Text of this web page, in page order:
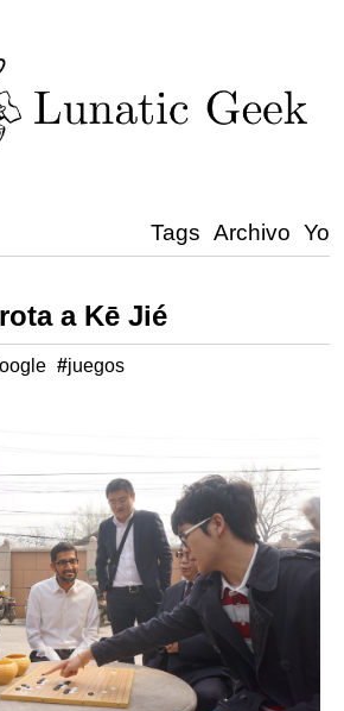
Tags Archivo Yo
a Kē Jié
#juegos